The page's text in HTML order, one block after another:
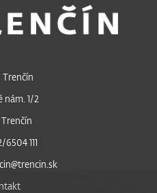
Trenčín
nám. 1/2
Trenčín
111